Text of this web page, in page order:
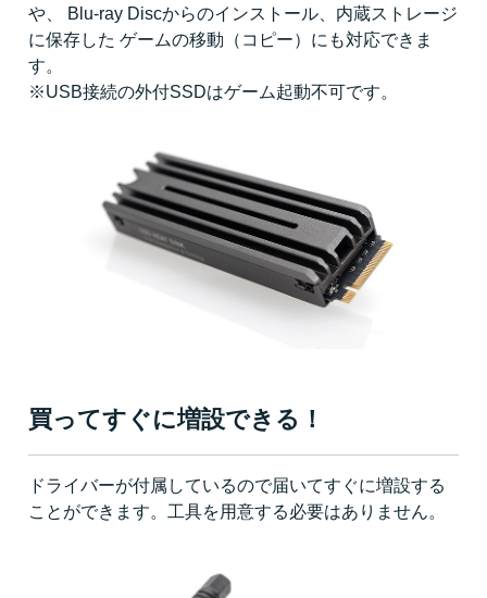
や、 Blu-ray Discからのインストール、内蔵ストレージ
に保存した ゲームの移動（コピー）にも対応できま
す。
※USB接続の外付SSDはゲーム起動不可です。
買ってすぐに増設できる！
ドライバーが付属しているので届いてすぐに増設する
ことができます。工具を用意する必要はありません。